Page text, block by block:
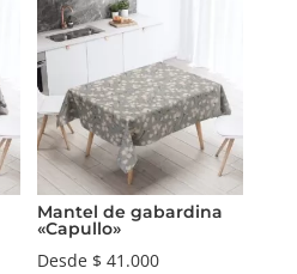
Mantel de gabardina
«Capullo»
Desde $ 41.000